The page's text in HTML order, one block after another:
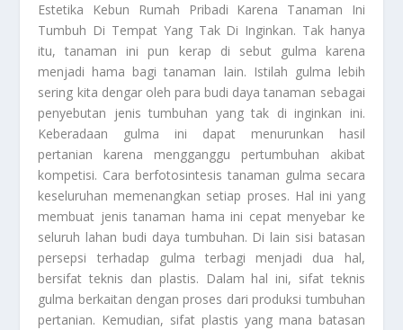
Estetika Kebun Rumah Pribadi Karena Tanaman Ini
Tumbuh Di Tempat Yang Tak Di Inginkan. Tak hanya
itu, tanaman ini pun kerap di sebut gulma karena
menjadi hama bagi tanaman lain. Istilah gulma lebih
sering kita dengar oleh para budi daya tanaman sebagai
penyebutan jenis tumbuhan yang tak di inginkan ini.
Keberadaan gulma ini dapat menurunkan hasil
pertanian karena mengganggu pertumbuhan akibat
kompetisi. Cara berfotosintesis tanaman gulma secara
keseluruhan memenangkan setiap proses. Hal ini yang
membuat jenis tanaman hama ini cepat menyebar ke
seluruh lahan budi daya tumbuhan. Di lain sisi batasan
persepsi terhadap gulma terbagi menjadi dua hal,
bersifat teknis dan plastis. Dalam hal ini, sifat teknis
gulma berkaitan dengan proses dari produksi tumbuhan
pertanian. Kemudian, sifat plastis yang mana batasan